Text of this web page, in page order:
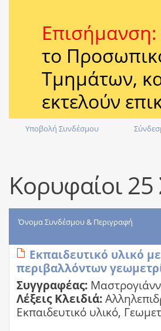
Επισήμανση:
το
Τμημάτων,
εκτελούν
Υποβολή Συνδέσμου
Κορυφαίοι 25
Όνομα Συνδέσμου & Περιγραφή
Εκπαιδευτικό υλικό
περιβαλλόντων
Συγγραφέας:
Λέξεις Κλειδιά:
Εκπαιδευτικό υλικό,